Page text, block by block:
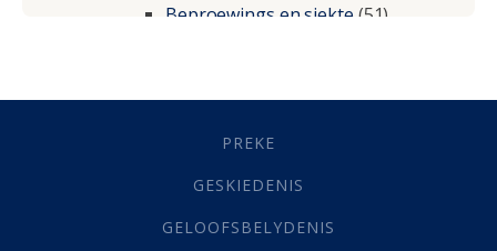
Beproewings en siekte(51)
Geestelike Groei(10)
(21)
Grys Areas(4)
Lewensdoel(3)
PREKE
GESKIEDENIS
GELOOFSBELYDENIS